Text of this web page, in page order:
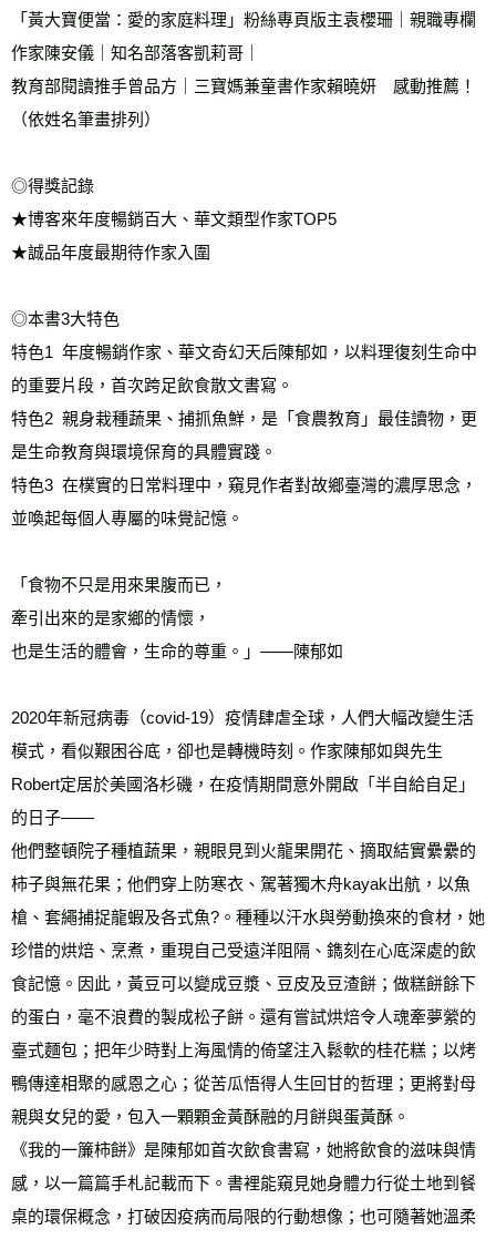
「黃大寶便當：愛的家庭料理」粉絲專頁版主袁櫻珊｜親職專欄
作家陳安儀｜知名部落客凱莉哥｜
教育部閱讀推手曾品方｜三寶媽兼童書作家賴曉妍　感動推薦！
（依姓名筆畫排列）
◎得獎記錄
★博客來年度暢銷百大、華文類型作家TOP5
★誠品年度最期待作家入圍
◎本書3大特色
特色1  年度暢銷作家、華文奇幻天后陳郁如，以料理復刻生命中
的重要片段，首次跨足飲食散文書寫。
特色2  親身栽種蔬果、捕抓魚鮮，是「食農教育」最佳讀物，更
是生命教育與環境保育的具體實踐。
特色3  在樸實的日常料理中，窺見作者對故鄉臺灣的濃厚思念，
並喚起每個人專屬的味覺記憶。
「食物不只是用來果腹而已，
牽引出來的是家鄉的情懷，
也是生活的體會，生命的尊重。」——陳郁如
2020年新冠病毒（covid-19）疫情肆虐全球，人們大幅改變生活
模式，看似艱困谷底，卻也是轉機時刻。作家陳郁如與先生
Robert定居於美國洛杉磯，在疫情期間意外開啟「半自給自足」
的日子——
他們整頓院子種植蔬果，親眼見到火龍果開花、摘取結實纍纍的
柿子與無花果；他們穿上防寒衣、駕著獨木舟kayak出航，以魚
槍、套繩捕捉龍蝦及各式魚?。種種以汗水與勞動換來的食材，她
珍惜的烘焙、烹煮，重現自己受遠洋阻隔、鐫刻在心底深處的飲
食記憶。因此，黃豆可以變成豆漿、豆皮及豆渣餅；做糕餅餘下
的蛋白，毫不浪費的製成松子餅。還有嘗試烘焙令人魂牽夢縈的
臺式麵包；把年少時對上海風情的倚望注入鬆軟的桂花糕；以烤
鴨傳達相聚的感恩之心；從苦瓜悟得人生回甘的哲理；更將對母
親與女兒的愛，包入一顆顆金黃酥融的月餅與蛋黃酥。
《我的一簾柿餅》是陳郁如首次飲食書寫，她將飲食的滋味與情
感，以一篇篇手札記載而下。書裡能窺見她身體力行從土地到餐
桌的環保概念，打破因疫病而局限的行動想像；也可隨著她溫柔